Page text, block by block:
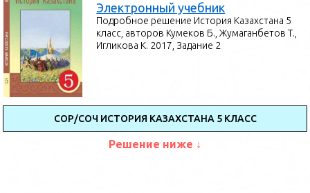
Электронный учебник
Подробное решение История Казахстана 5
класс, авторов Кумеков Б., Жумаганбетов Т.,
Игликова К. 2017, Задание 2
СОР/СОЧ ИСТОРИЯ КАЗАХСТАНА 5 КЛАСС
Решение ниже ↓